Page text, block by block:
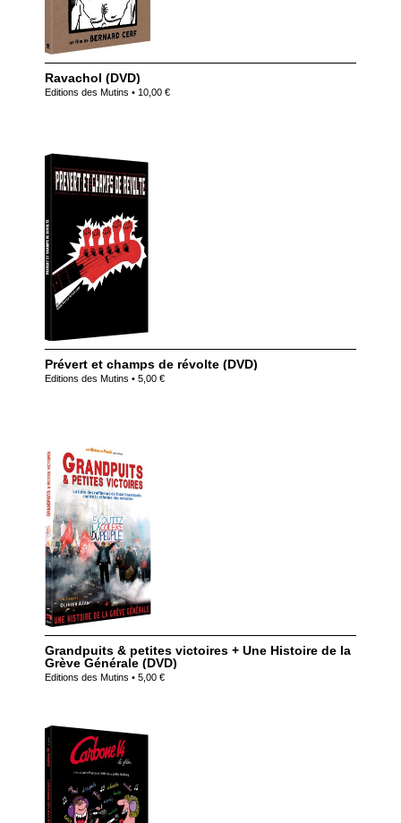
Ravachol (DVD)
Editions des Mutins • 10,00 €
Prévert et champs de révolte (DVD)
Editions des Mutins • 5,00 €
Grandpuits & petites victoires + Une Histoire de la
Grève Générale (DVD)
Editions des Mutins • 5,00 €